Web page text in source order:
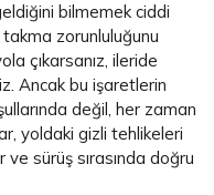
bilmemek ciddi
zorunluluğunu
çıkarsanız, ileride
Ancak bu işaretlerin
değil, her zaman
yoldaki gizli tehlikeleri
sürüş sırasında doğru